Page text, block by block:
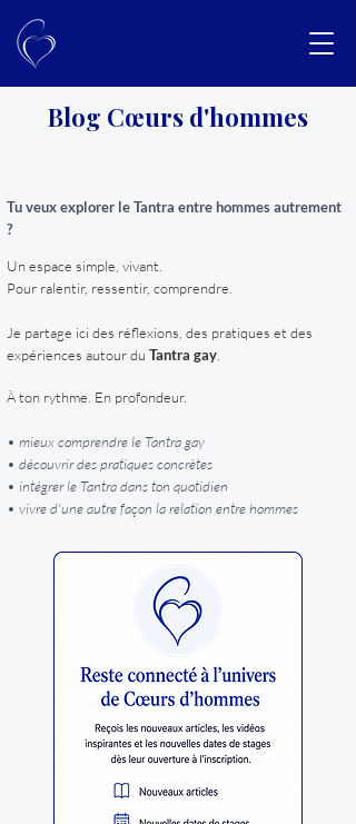
Blog Cœurs d'hommes
Tu veux explorer le Tantra entre hommes autrement
?
Un espace simple, vivant.
Pour ralentir, ressentir, comprendre.
Je partage ici des réflexions, des pratiques et des
expériences autour du Tantra gay
À ton rythme. En profondeur.
• mieux comprendre le Tantra gay
• découvrir des pratiques concrètes
• intégrer le Tantra dans ton quotidien
• vivre d'une autre façon la relation entre hommes